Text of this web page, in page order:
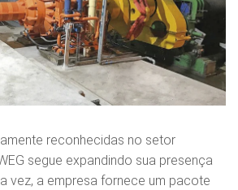
reconhecidas no setor
segue expandindo sua presença
vez, a empresa fornece um pacote